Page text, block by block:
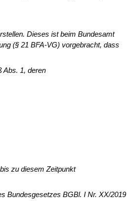
Dieses ist beim Bundesamt
(§ 21 BFA-VG) vorgebracht, dass
Abs. 1, deren
zu diesem Zeitpunkt
Bun­desgesetzes BGBl. I Nr. XX/2019